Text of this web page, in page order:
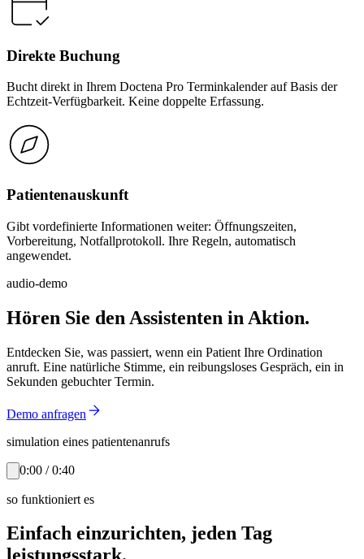
Direkte Buchung
Bucht direkt in Ihrem Doctena Pro Terminkalender auf Basis der
Echtzeit-Verfügbarkeit. Keine doppelte Erfassung.
Patientenauskunft
Gibt vordefinierte Informationen weiter: Öffnungszeiten,
Vorbereitung, Notfallprotokoll. Ihre Regeln, automatisch
angewendet.
audio-demo
Hören Sie den Assistenten in Aktion.
Entdecken Sie, was passiert, wenn ein Patient Ihre Ordination
anruft. Eine natürliche Stimme, ein reibungsloses Gespräch, ein in
Sekunden gebuchter Termin.
Demo anfragen
simulation eines patientenanrufs
0:00 / 0:40
so funktioniert es
Einfach einzurichten, jeden Tag